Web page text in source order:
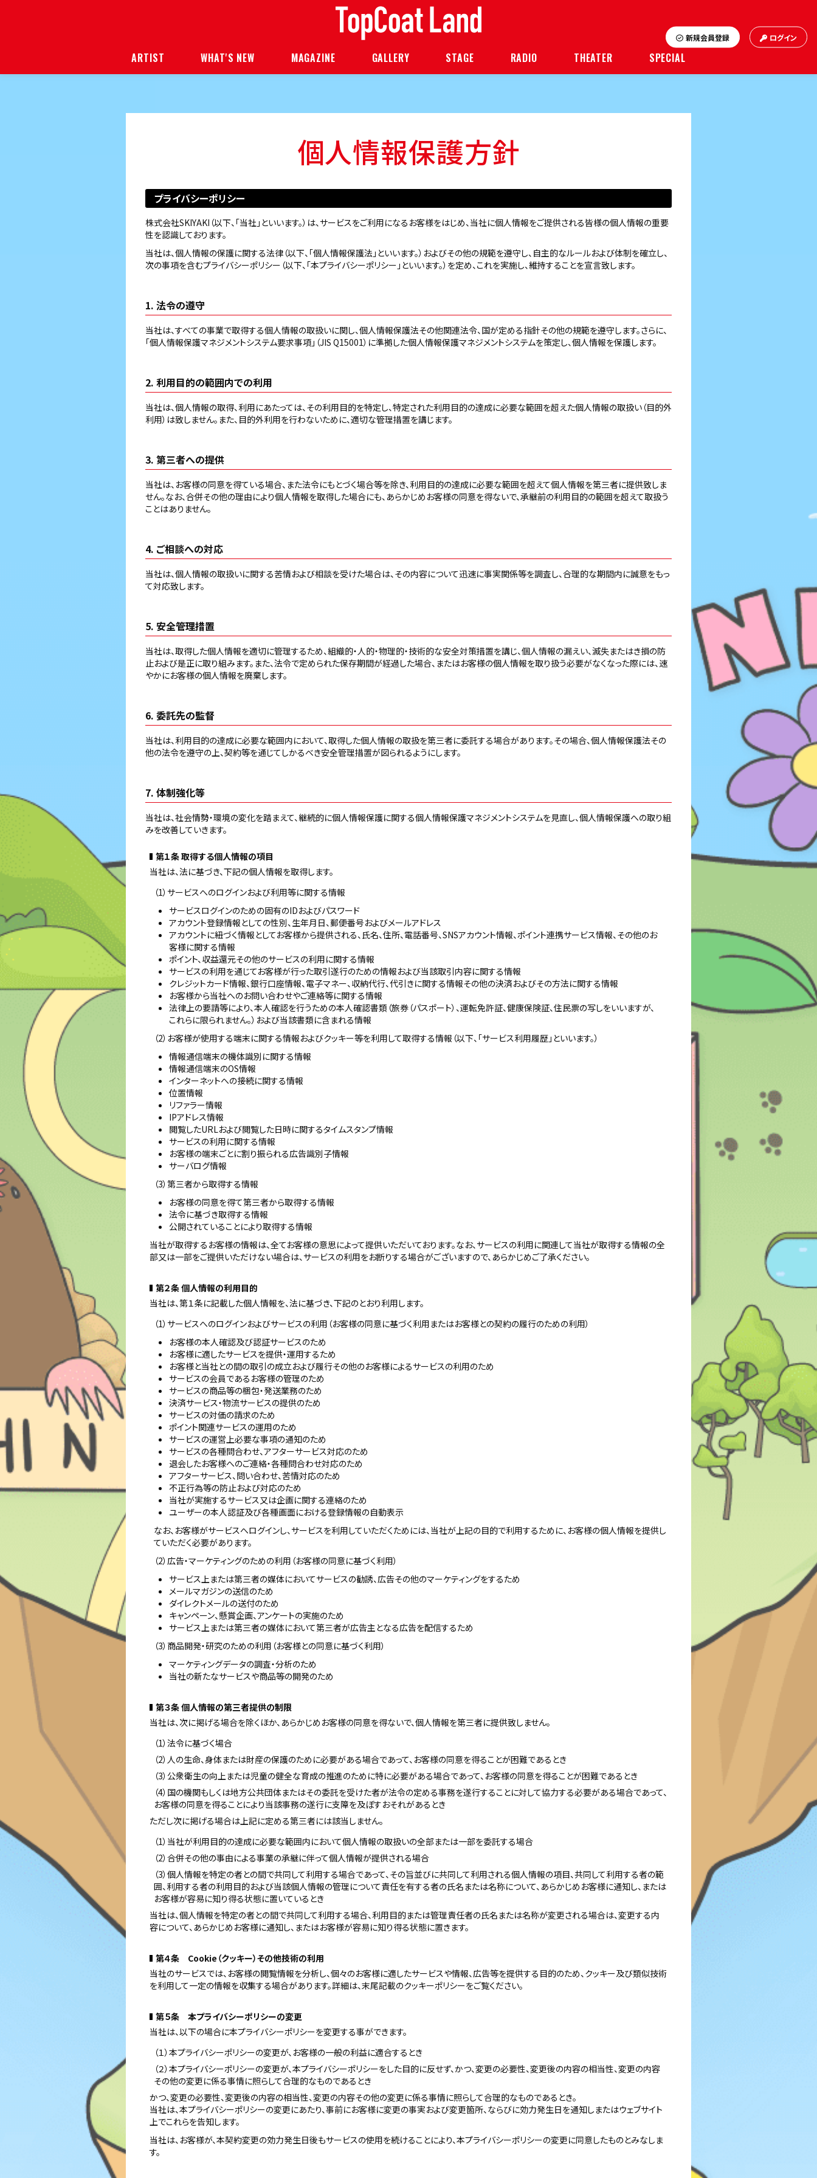
新規会員登録 ログイン
ARTIST WHAT'S NEW MAGAZINE GALLERY STAGE RADIO THEATER SPECIAL
個人情報保護方針
プライバシーポリシー
株式会社SKIYAKI（以下、「当社」といいます。）は、サービスをご利用になるお客様をはじめ、当社に個人情報をご提供される皆様の個人情報の重要
性を認識しております。
当社は、個人情報の保護に関する法律（以下、「個人情報保護法」といいます。）およびその他の規範を遵守し、自主的なルールおよび体制を確立し、
次の事項を含むプライバシーポリシー（以下、「本プライバシーポリシー」といいます。）を定め、これを実施し、維持することを宣言致します。
1. 法令の遵守
当社は、すべての事業で取得する個人情報の取扱いに関し、個人情報保護法その他関連法令、国が定める指針その他の規範を遵守します。さらに、
「個人情報保護マネジメントシステム要求事項」（JIS Q15001）に準拠した個人情報保護マネジメントシステムを策定し、個人情報を保護します。
2. 利用目的の範囲内での利用
当社は、個人情報の取得、利用にあたっては、その利用目的を特定し、特定された利用目的の達成に必要な範囲を超えた個人情報の取扱い（目的外
利用）は致しません。また、目的外利用を行わないために、適切な管理措置を講じます。
3. 第三者への提供
当社は、お客様の同意を得ている場合、また法令にもとづく場合等を除き、利用目的の達成に必要な範囲を超えて個人情報を第三者に提供致しま
せん。なお、合併その他の理由により個人情報を取得した場合にも、あらかじめお客様の同意を得ないで、承継前の利用目的の範囲を超えて取扱う
ことはありません。
4. ご相談への対応
当社は、個人情報の取扱いに関する苦情および相談を受けた場合は、その内容について迅速に事実関係等を調査し、合理的な期間内に誠意をもっ
て対応致します。
5. 安全管理措置
当社は、取得した個人情報を適切に管理するため、組織的・人的・物理的・技術的な安全対策措置を講じ、個人情報の漏えい、滅失またはき損の防
止および是正に取り組みます。また、法令で定められた保存期間が経過した場合、またはお客様の個人情報を取り扱う必要がなくなった際には、速
やかにお客様の個人情報を廃棄します。
6. 委託先の監督
当社は、利用目的の達成に必要な範囲内において、取得した個人情報の取扱を第三者に委託する場合があります。その場合、個人情報保護法その
他の法令を遵守の上、契約等を通じてしかるべき安全管理措置が図られるようにします。
7. 体制強化等
当社は、社会情勢・環境の変化を踏まえて、継続的に個人情報保護に関する個人情報保護マネジメントシステムを見直し、個人情報保護への取り組
みを改善していきます。
第１条 取得する個人情報の項目
当社は、法に基づき、下記の個人情報を取得します。
（1）サービスへのログインおよび利用等に関する情報
サービスログインのための固有のIDおよびパスワード
アカウント登録情報としての性別、生年月日、郵便番号およびメールアドレス
アカウントに紐づく情報としてお客様から提供される、氏名、住所、電話番号、SNSアカウント情報、ポイント連携サービス情報、その他のお
客様に関する情報
ポイント、収益還元その他のサービスの利用に関する情報
サービスの利用を通じてお客様が行った取引遂行のための情報および当該取引内容に関する情報
クレジットカード情報、銀行口座情報、電子マネー、収納代行、代引きに関する情報その他の決済およびその方法に関する情報
お客様から当社へのお問い合わせやご連絡等に関する情報
法律上の要請等により、本人確認を行うための本人確認書類（旅券（パスポート）、運転免許証、健康保険証、住民票の写しをいいますが、
これらに限られません。）および当該書類に含まれる情報
（2）お客様が使用する端末に関する情報およびクッキー等を利用して取得する情報（以下、「サービス利用履歴」といいます。）
情報通信端末の機体識別に関する情報
情報通信端末のOS情報
インターネットへの接続に関する情報
位置情報
リファラー情報
IPアドレス情報
閲覧したURLおよび閲覧した日時に関するタイムスタンプ情報
サービスの利用に関する情報
お客様の端末ごとに割り振られる広告識別子情報
サーバログ情報
（3）第三者から取得する情報
お客様の同意を得て第三者から取得する情報
法令に基づき取得する情報
公開されていることにより取得する情報
当社が取得するお客様の情報は、全てお客様の意思によって提供いただいております。なお、サービスの利用に関連して当社が取得する情報の全
部又は一部をご提供いただけない場合は、サービスの利用をお断りする場合がございますので、あらかじめご了承ください。
第２条 個人情報の利用目的
当社は、第１条に記載した個人情報を、法に基づき、下記のとおり利用します。
（1）サービスへのログインおよびサービスの利用（お客様の同意に基づく利用またはお客様との契約の履行のための利用）
お客様の本人確認及び認証サービスのため
お客様に適したサービスを提供・運用するため
お客様と当社との間の取引の成立および履行その他のお客様によるサービスの利用のため
サービスの会員であるお客様の管理のため
サービスの商品等の梱包・発送業務のため
決済サービス・物流サービスの提供のため
サービスの対価の請求のため
ポイント関連サービスの運用のため
サービスの運営上必要な事項の通知のため
サービスの各種問合わせ、アフターサービス対応のため
退会したお客様へのご連絡・各種問合わせ対応のため
アフターサービス、問い合わせ、苦情対応のため
不正行為等の防止および対応のため
当社が実施するサービス又は企画に関する連絡のため
ユーザーの本人認証及び各種画面における登録情報の自動表示
なお、お客様がサービスへログインし、サービスを利用していただくためには、当社が上記の目的で利用するために、お客様の個人情報を提供し
ていただく必要があります。
（2）広告・マーケティングのための利用（お客様の同意に基づく利用）
サービス上または第三者の媒体においてサービスの勧誘、広告その他のマーケティングをするため
メールマガジンの送信のため
ダイレクトメールの送付のため
キャンペーン、懸賞企画、アンケートの実施のため
サービス上または第三者の媒体において第三者が広告主となる広告を配信するため
（3）商品開発・研究のための利用（お客様との同意に基づく利用）
マーケティングデータの調査・分析のため
当社の新たなサービスや商品等の開発のため
第３条 個人情報の第三者提供の制限
当社は、次に掲げる場合を除くほか、あらかじめお客様の同意を得ないで、個人情報を第三者に提供致しません。
（1）法令に基づく場合
（2）人の生命、身体または財産の保護のために必要がある場合であって、お客様の同意を得ることが困難であるとき
（3）公衆衛生の向上または児童の健全な育成の推進のために特に必要がある場合であって、お客様の同意を得ることが困難であるとき
（4）国の機関もしくは地方公共団体またはその委託を受けた者が法令の定める事務を遂行することに対して協力する必要がある場合であって、
お客様の同意を得ることにより当該事務の遂行に支障を及ぼすおそれがあるとき
ただし次に掲げる場合は上記に定める第三者には該当しません。
（1）当社が利用目的の達成に必要な範囲内において個人情報の取扱いの全部または一部を委託する場合
（2）合併その他の事由による事業の承継に伴って個人情報が提供される場合
（3）個人情報を特定の者との間で共同して利用する場合であって、その旨並びに共同して利用される個人情報の項目、共同して利用する者の範
囲、利用する者の利用目的および当該個人情報の管理について責任を有する者の氏名または名称について、あらかじめお客様に通知し、または
お客様が容易に知り得る状態に置いているとき
当社は、個人情報を特定の者との間で共同して利用する場合、利用目的または管理責任者の氏名または名称が変更される場合は、変更する内
容について、あらかじめお客様に通知し、またはお客様が容易に知り得る状態に置きます。
第４条 Cookie（クッキー）その他技術の利用
当社のサービスでは、お客様の閲覧情報を分析し、個々のお客様に適したサービスや情報、広告等を提供する目的のため、クッキー及び類似技術
を利用して一定の情報を収集する場合があります。詳細は、末尾記載のクッキーポリシーをご覧ください。
第５条 本プライバシーポリシーの変更
当社は、以下の場合に本プライバシーポリシーを変更する事ができます。
（１）本プライバシーポリシーの変更が、お客様の一般の利益に適合するとき
（２）本プライバシーポリシーの変更が、本プライバシーポリシーをした目的に反せず、かつ、変更の必要性、変更後の内容の相当性、変更の内容
その他の変更に係る事情に照らして合理的なものであるとき
かつ、変更の必要性、変更後の内容の相当性、変更の内容その他の変更に係る事情に照らして合理的なものであるとき。
当社は、本プライバシーポリシーの変更にあたり、事前にお客様に変更の事実および変更箇所、ならびに効力発生日を通知しまたはウェブサイト
上でこれらを告知します。
当社は、お客様が、本契約変更の効力発生日後もサービスの使用を続けることにより、本プライバシーポリシーの変更に同意したものとみなしま
す。